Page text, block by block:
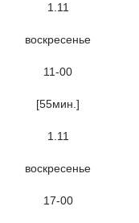
1.11
воскресенье
11-00
[55мин.]
1.11
воскресенье
17-00